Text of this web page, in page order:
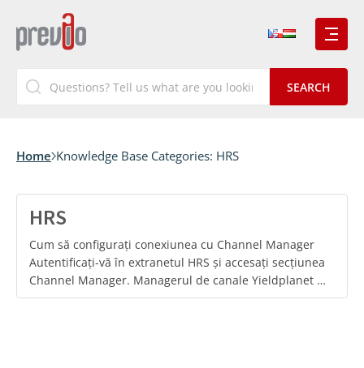
Home Knowledge Base Categories: HRS
HRS
Cum să configurați conexiunea cu Channel Manager
Autentificați-vă în extranetul HRS și accesați secțiunea
Channel Manager. Managerul de canale Yieldplanet …